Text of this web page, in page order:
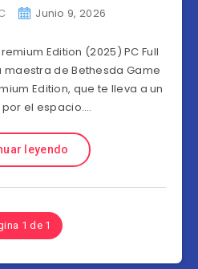
Junio 9, 2026
Edition (2025) PC Full
maestra de Bethesda Game
Edition, que te lleva a un
el espacio….
leyendo
1 de 1